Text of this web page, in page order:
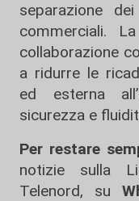
separazione
commerciali.
collaborazione
a ridurre le
ed esterna
sicurezza e
Per restare
notizie sulla
Telenord, su